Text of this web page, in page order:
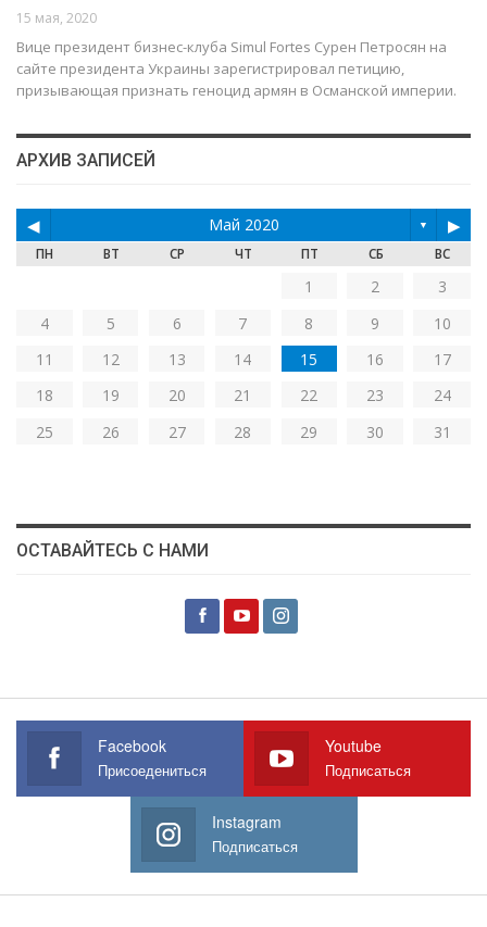
15 мая, 2020
Вице президент бизнес-клуба Simul Fortes Сурен Петросян на
сайте президента Украины зарегистрировал петицию,
призывающая признать геноцид армян в Османской империи.
АРХИВ ЗАПИСЕЙ
◀ Май 2020 ▼ ▶
ПН ВТ СР ЧТ ПТ СБ ВС
1 2
3
4
5 6 7 8 9
10
11
12 13 14 15 16
17
18
19 20 21 22 23
24
25
26 27 28 29 30 31
ОСТАВАЙТЕСЬ С НАМИ
Facebook
Присоедениться
Youtube
Подписаться
Instagram
Подписаться